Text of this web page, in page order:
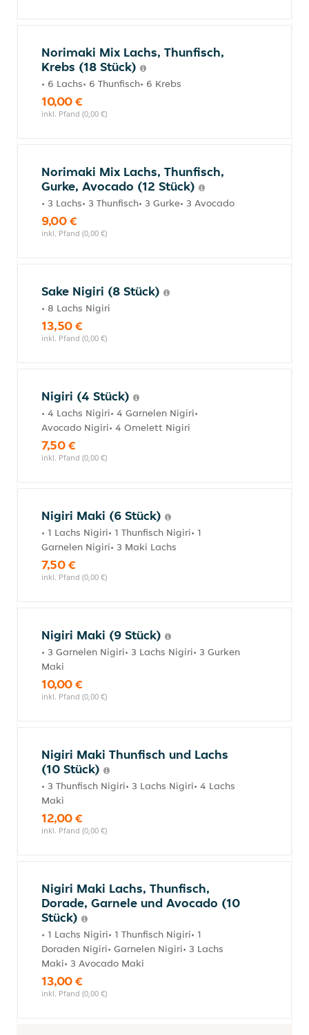
Norimaki Mix Lachs, Thunfisch,
Krebs (18 Stück)
• 6 Lachs• 6 Thunfisch• 6 Krebs
10,00 €
inkl. Pfand (0,00 €)
Norimaki Mix Lachs, Thunfisch,
Gurke, Avocado (12 Stück)
• 3 Lachs• 3 Thunfisch• 3 Gurke• 3 Avocado
9,00 €
inkl. Pfand (0,00 €)
Sake Nigiri (8 Stück)
• 8 Lachs Nigiri
13,50 €
inkl. Pfand (0,00 €)
Nigiri (4 Stück)
• 4 Lachs Nigiri• 4 Garnelen Nigiri•
Avocado Nigiri• 4 Omelett Nigiri
7,50 €
inkl. Pfand (0,00 €)
Nigiri Maki (6 Stück)
• 1 Lachs Nigiri• 1 Thunfisch Nigiri• 1
Garnelen Nigiri• 3 Maki Lachs
7,50 €
inkl. Pfand (0,00 €)
Nigiri Maki (9 Stück)
• 3 Garnelen Nigiri• 3 Lachs Nigiri• 3 Gurken
Maki
10,00 €
inkl. Pfand (0,00 €)
Nigiri Maki Thunfisch und Lachs
(10 Stück)
• 3 Thunfisch Nigiri• 3 Lachs Nigiri• 4 Lachs
Maki
12,00 €
inkl. Pfand (0,00 €)
Nigiri Maki Lachs, Thunfisch,
Dorade, Garnele und Avocado (10
Stück)
• 1 Lachs Nigiri• 1 Thunfisch Nigiri• 1
Doraden Nigiri• Garnelen Nigiri• 3 Lachs
Maki• 3 Avocado Maki
13,00 €
inkl. Pfand (0,00 €)